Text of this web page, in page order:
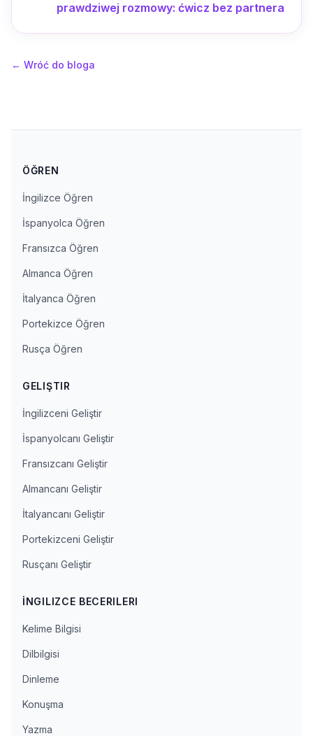
prawdziwej rozmowy: ćwicz bez partnera
← Wróć do bloga
ÖĞREN
İngilizce Öğren
İspanyolca Öğren
Fransızca Öğren
Almanca Öğren
İtalyanca Öğren
Portekizce Öğren
Rusça Öğren
GELIŞTIR
İngilizceni Geliştir
İspanyolcanı Geliştir
Fransızcanı Geliştir
Almancanı Geliştir
İtalyancanı Geliştir
Portekizceni Geliştir
Rusçanı Geliştir
İNGILIZCE BECERILERI
Kelime Bilgisi
Dilbilgisi
Dinleme
Konuşma
Yazma